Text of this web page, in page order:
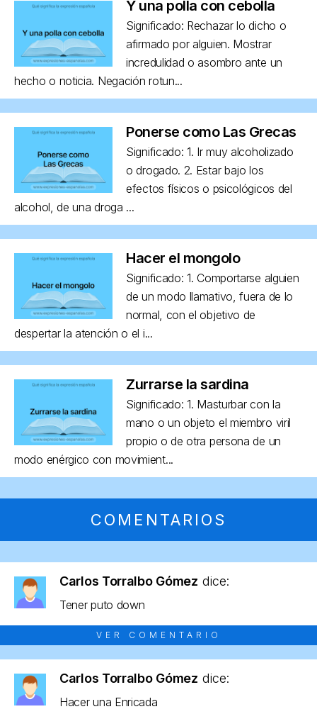
Y una polla con cebolla
Significado: Rechazar lo dicho o
afirmado por alguien. Mostrar
incredulidad o asombro ante un
hecho o noticia. Negación rotun...
Ponerse como Las Grecas
Significado: 1. Ir muy alcoholizado
o drogado. 2. Estar bajo los
efectos físicos o psicológicos del
alcohol, de una droga ...
Hacer el mongolo
Significado: 1. Comportarse alguien
de un modo llamativo, fuera de lo
normal, con el objetivo de
despertar la atención o el i...
Zurrarse la sardina
Significado: 1. Masturbar con la
mano o un objeto el miembro viril
propio o de otra persona de un
modo enérgico con movimient...
COMENTARIOS
Carlos Torralbo Gómez dice:
Tener puto down
VER COMENTARIO
Carlos Torralbo Gómez dice:
Hacer una Enricada